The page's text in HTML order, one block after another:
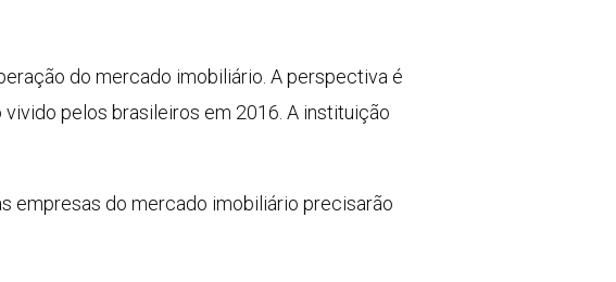
do mercado imobiliário. A perspectiva é
pelos brasileiros em 2016. A instituição
empresas do mercado imobiliário precisarão